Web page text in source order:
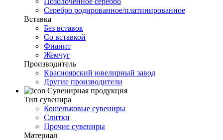
Серебро родированное/платинированное
Вставка
Без вставок
Со вставкой
Фианит
Жемчуг
Производитель
Красноярский ювелирный завод
Другие производители
Сувенирная продукция
Тип сувенира
Кошельковые сувениры
Слитки
Прочие сувениры
Материал